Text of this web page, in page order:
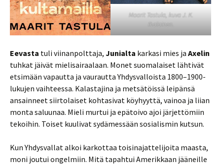
Maarit Tastula, kuva J. K.
Ihalainen.
Eevasta tuli viinanpolttaja, Junialta karkasi mies ja Axelin
tuhkat jäivät mielisairaalaan. Monet suomalaiset lähtivät
etsimään vapautta ja vaurautta Yhdysvalloista 1800–1900-
lukujen vaihteessa. Kalastajina ja metsätöissä leipänsä
ansainneet siirtolaiset kohtasivat köyhyyttä, vainoa ja liian
monta saluunaa. Mieli murtui ja epätoivo ajoi järjettömiin
tekoihin. Toiset kuulivat sydämessään sosialismin kutsun.
Kun Yhdysvallat alkoi karkottaa toisinajattelijoita maasta,
moni joutui ongelmiin. Mitä tapahtui Amerikkaan jääneille